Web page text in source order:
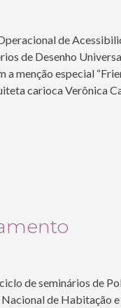
de
de Desenho
menção especial
carioca Verônica
de seminários de
de Habitação